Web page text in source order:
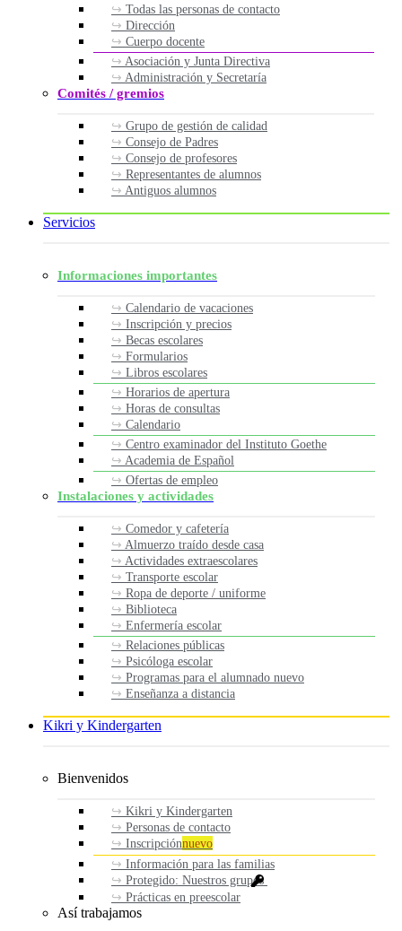
Todas las personas de contacto
Dirección
Cuerpo docente
Asociación y Junta Directiva
Administración y Secretaría
Comités / gremios
Grupo de gestión de calidad
Consejo de Padres
Consejo de profesores
Representantes de alumnos
Antiguos alumnos
Servicios
Informaciones importantes
Calendario de vacaciones
Inscripción y precios
Becas escolares
Formularios
Libros escolares
Horarios de apertura
Horas de consultas
Calendario
Centro examinador del Instituto Goethe
Academia de Español
Ofertas de empleo
Instalaciones y actividades
Comedor y cafetería
Almuerzo traído desde casa
Actividades extraescolares
Transporte escolar
Ropa de deporte / uniforme
Biblioteca
Enfermería escolar
Relaciones públicas
Psicóloga escolar
Programas para el alumnado nuevo
Enseñanza a distancia
Kikri y Kindergarten
Bienvenidos
Kikri y Kindergarten
Personas de contacto
Inscripciónnuevo
Información para las familias
Protegido: Nuestros grupos
Prácticas en preescolar
Así trabajamos